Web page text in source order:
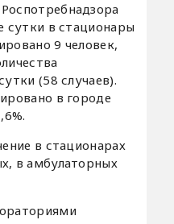
сутки в стационары
9 человек,
(58 случаев).
в городе
в стационарах
в амбулаторных